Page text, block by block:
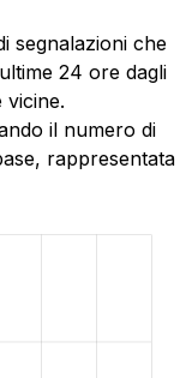
segnalazioni che
24 ore dagli
vicine.
il numero di
rappresentata